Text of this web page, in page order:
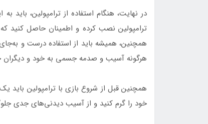
در نهایت، هنگام استفاده از ترامپولین،
ترامپولین نصب کرده و اطمینان حاصل کنید
همچنین، همیشه باید از استفاده درست و
هرگونه آسیب و صدمه جسمی به خود و دیگران
همچنین قبل از شروع بازی با ترامپولین
خود را گرم کنید و از آسیب دیدنی‌های جدی